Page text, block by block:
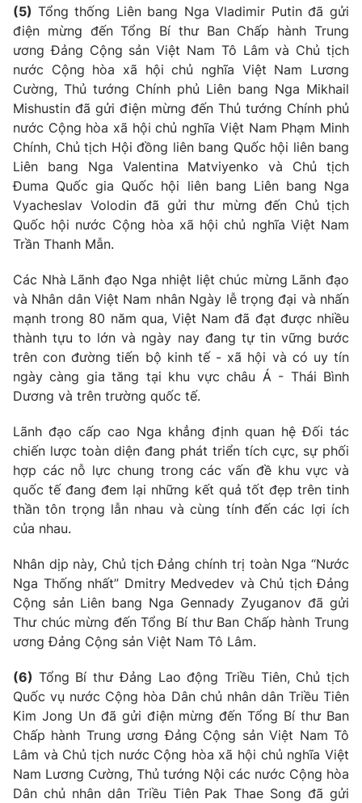
(5) Tổng thống Liên bang Nga Vladimir Putin đã gửi
điện mừng đến Tổng Bí thư Ban Chấp hành Trung
ương Đảng Cộng sản Việt Nam Tô Lâm và Chủ tịch
nước Cộng hòa xã hội chủ nghĩa Việt Nam Lương
Cường, Thủ tướng Chính phủ Liên bang Nga Mikhail
Mishustin đã gửi điện mừng đến Thủ tướng Chính phủ
nước Cộng hòa xã hội chủ nghĩa Việt Nam Phạm Minh
Chính, Chủ tịch Hội đồng liên bang Quốc hội liên bang
Liên bang Nga Valentina Matviyenko và Chủ tịch
Đuma Quốc gia Quốc hội liên bang Liên bang Nga
Vyacheslav Volodin đã gửi thư mừng đến Chủ tịch
Quốc hội nước Cộng hòa xã hội chủ nghĩa Việt Nam
Trần Thanh Mẫn.
Các Nhà Lãnh đạo Nga nhiệt liệt chúc mừng Lãnh đạo
và Nhân dân Việt Nam nhân Ngày lễ trọng đại và nhấn
mạnh trong 80 năm qua, Việt Nam đã đạt được nhiều
thành tựu to lớn và ngày nay đang tự tin vững bước
trên con đường tiến bộ kinh tế - xã hội và có uy tín
ngày càng gia tăng tại khu vực châu Á - Thái Bình
Dương và trên trường quốc tế.
Lãnh đạo cấp cao Nga khẳng định quan hệ Đối tác
chiến lược toàn diện đang phát triển tích cực, sự phối
hợp các nỗ lực chung trong các vấn đề khu vực và
quốc tế đang đem lại những kết quả tốt đẹp trên tinh
thần tôn trọng lẫn nhau và cùng tính đến các lợi ích
của nhau.
Nhân dịp này, Chủ tịch Đảng chính trị toàn Nga “Nước
Nga Thống nhất” Dmitry Medvedev và Chủ tịch Đảng
Cộng sản Liên bang Nga Gennady Zyuganov đã gửi
Thư chúc mừng đến Tổng Bí thư Ban Chấp hành Trung
ương Đảng Cộng sản Việt Nam Tô Lâm.
(6) Tổng Bí thư Đảng Lao động Triều Tiên, Chủ tịch
Quốc vụ nước Cộng hòa Dân chủ nhân dân Triều Tiên
Kim Jong Un đã gửi điện mừng đến Tổng Bí thư Ban
Chấp hành Trung ương Đảng Cộng sản Việt Nam Tô
Lâm và Chủ tịch nước Cộng hòa xã hội chủ nghĩa Việt
Nam Lương Cường, Thủ tướng Nội các nước Cộng hòa
Dân chủ nhân dân Triều Tiên Pak Thae Song đã gửi